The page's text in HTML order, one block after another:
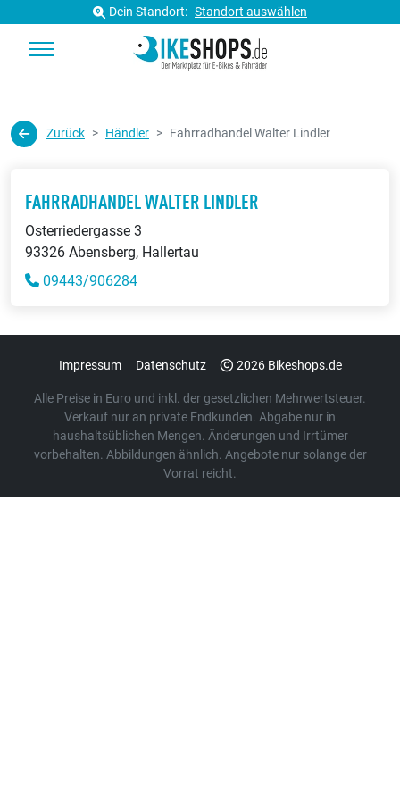
Dein Standort: Standort auswählen
Zurück Händler Fahrradhandel Walter Lindler
FAHRRADHANDEL WALTER LINDLER
Osterriedergasse 3
93326 Abensberg, Hallertau
09443/906284
Impressum Datenschutz 2026 Bikeshops.de
Alle Preise in Euro und inkl. der gesetzlichen Mehrwertsteuer.
Verkauf nur an private Endkunden. Abgabe nur in
haushaltsüblichen Mengen. Änderungen und Irrtümer
vorbehalten. Abbildungen ähnlich. Angebote nur solange der
Vorrat reicht.